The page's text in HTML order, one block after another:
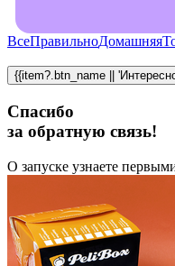
ВсеПравильноДомашняя
{{item?.btn_name ||
Спасибо
за обратную связь!
О запуске узнаете